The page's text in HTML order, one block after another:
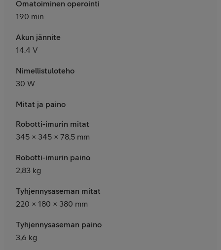
Omatoiminen operointi
190 min
Akun jännite
14.4 V
Nimellistuloteho
30 W
Mitat ja paino
Robotti-imurin mitat
345 × 345 × 78,5 mm
Robotti-imurin paino
2,83 kg
Tyhjennysaseman mitat
220 × 180 × 380 mm
Tyhjennysaseman paino
3,6 kg